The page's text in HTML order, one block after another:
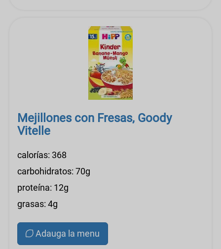
Mejillones con Fresas, Goody
Vitelle
calorías: 368
carbohidratos: 70g
proteína: 12g
grasas: 4g
Adauga la menu